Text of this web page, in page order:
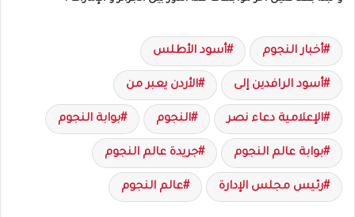
أخبار النجوم أسود الأطلس
أسود الرافدين إلى الأردن يعبر من
الإعلامية دعاء نصر النجوم بوابة النجوم
بوابة عالم النجوم جريدة عالم النجوم
رئيس مجلس الإدارة عالم النجوم